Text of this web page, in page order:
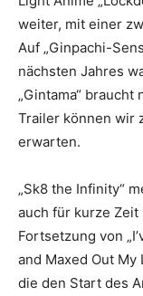
weiter, mit einer
Auf „Ginpachi-
nächsten Jahres
„Gintama“
Trailer können wir
erwarten.
„Sk8 the Infinity“
auch für kurze Zeit
Fortsetzung von
and Maxed Out
die den Start des